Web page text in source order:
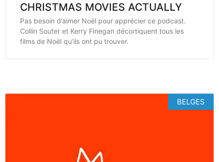
CHRISTMAS MOVIES ACTUALLY
Pas besoin d’aimer Noël pour apprécier ce podcast.
Collin Souter et Kerry Finegan décortiquent tous les
films de Noël qu’ils ont pu trouver.
BELGES